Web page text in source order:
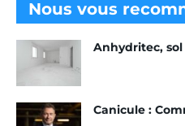
instauré par la loi du 5
janvier 2015.
Ce compte est ouvert
salarié de bénéficier d’un
Nous vous
Anhydritec, sol
Canicule :